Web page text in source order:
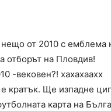
от 2010 с емблема
отборът на Пловдив!
-вековен?! хахахаахх
кратък. Ще изпадне
карта на